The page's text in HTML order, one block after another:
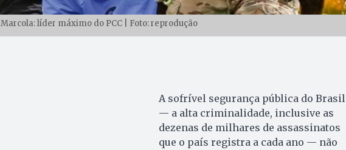
Marcola: líder máximo do PCC | Foto: reprodução
A sofrível segurança pública do Brasil
— a alta criminalidade, inclusive as
dezenas de milhares de assassinatos
que o país registra a cada ano — não